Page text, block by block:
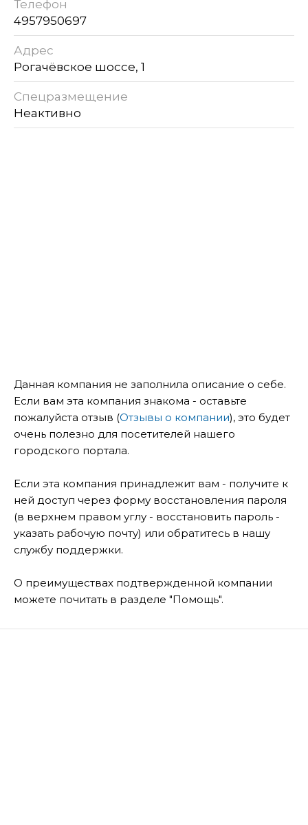
Телефон
4957950697
Адрес
Рогачёвское шоссе, 1
Спецразмещение
Неактивно
Данная компания не заполнила описание о себе.
Если вам эта компания знакома - оставьте
пожалуйста отзыв (Отзывы о компании), это будет
очень полезно для посетителей нашего
городского портала.
Если эта компания принадлежит вам - получите к
ней доступ через форму восстановления пароля
(в верхнем правом углу - восстановить пароль -
указать рабочую почту) или обратитесь в нашу
службу поддержки.
О преимуществах подтвержденной компании
можете почитать в разделе "Помощь".